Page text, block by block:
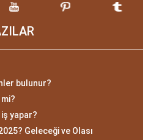
bulunur?
yapar?
Geleceği ve Olası